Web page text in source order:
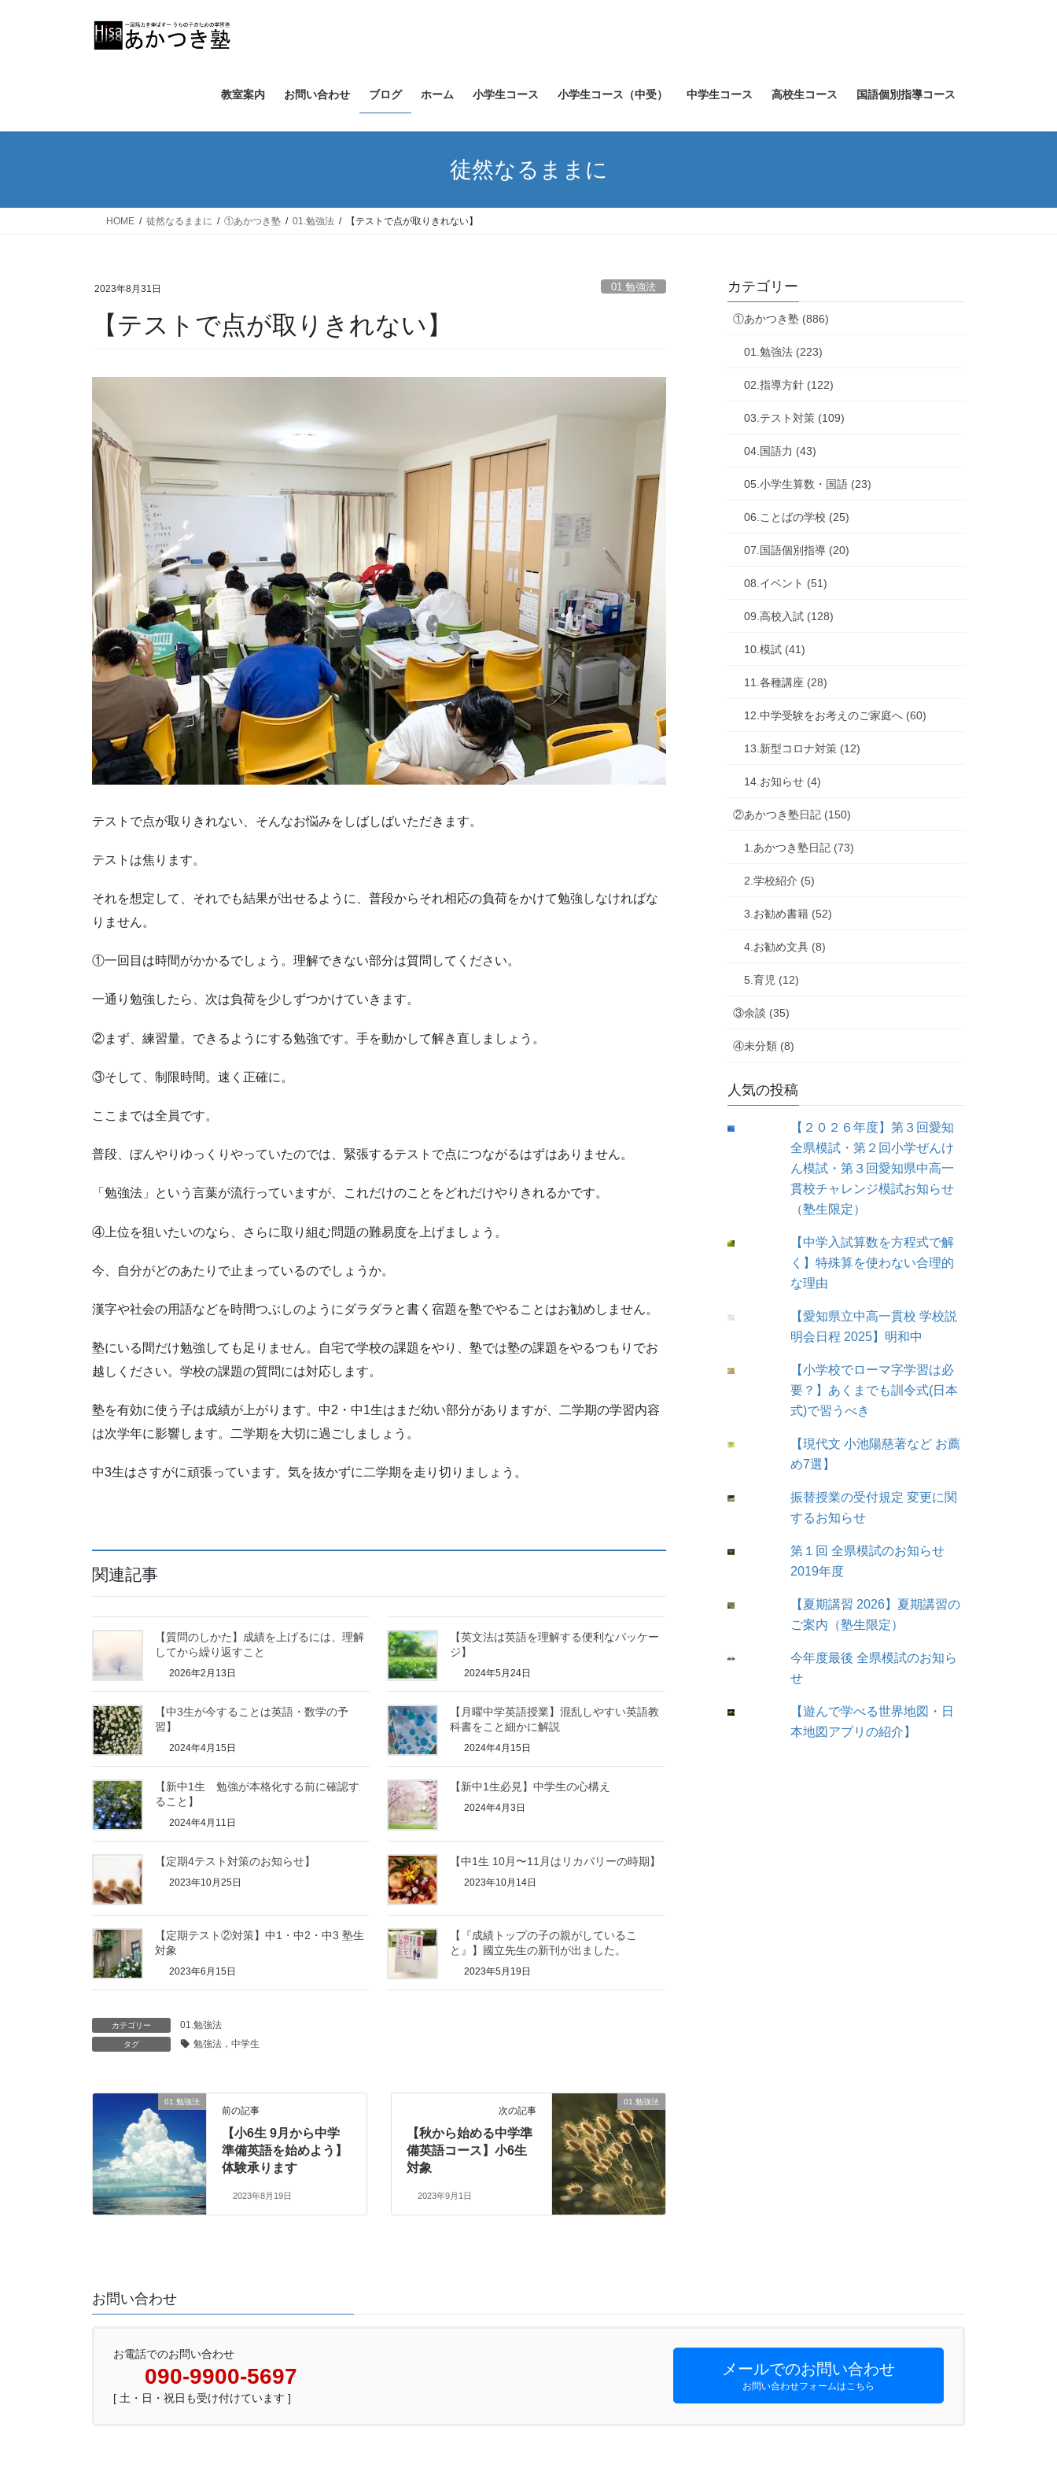
教室案内 お問い合わせ ブログ ホーム 小学生コース 小学生コース（中受） 中学生コース 高校生コース 国語個別指導コース
徒然なるままに
HOME 徒然なるままに ①あかつき塾 01.勉強法 【テストで点が取りきれない】
2023年8月31日 01.勉強法
【テストで点が取りきれない】
テストで点が取りきれない、そんなお悩みをしばしばいただきます。
テストは焦ります。
それを想定して、それでも結果が出せるように、普段からそれ相応の負荷をかけて勉強しなければな
りません。
①一回目は時間がかかるでしょう。理解できない部分は質問してください。
一通り勉強したら、次は負荷を少しずつかけていきます。
②まず、練習量。できるようにする勉強です。手を動かして解き直しましょう。
③そして、制限時間。速く正確に。
ここまでは全員です。
普段、ぼんやりゆっくりやっていたのでは、緊張するテストで点につながるはずはありません。
「勉強法」という言葉が流行っていますが、これだけのことをどれだけやりきれるかです。
④上位を狙いたいのなら、さらに取り組む問題の難易度を上げましょう。
今、自分がどのあたりで止まっているのでしょうか。
漢字や社会の用語などを時間つぶしのようにダラダラと書く宿題を塾でやることはお勧めしません。
塾にいる間だけ勉強しても足りません。自宅で学校の課題をやり、塾では塾の課題をやるつもりでお
越しください。学校の課題の質問には対応します。
塾を有効に使う子は成績が上がります。中2・中1生はまだ幼い部分がありますが、二学期の学習内容
は次学年に影響します。二学期を大切に過ごしましょう。
中3生はさすがに頑張っています。気を抜かずに二学期を走り切りましょう。
関連記事
【質問のしかた】成績を上げるには、理解
してから繰り返すこと
2026年2月13日
【英文法は英語を理解する便利なパッケー
ジ】
2024年5月24日
【中3生が今することは英語・数学の予
習】
2024年4月15日
【月曜中学英語授業】混乱しやすい英語教
科書をこと細かに解説
2024年4月15日
【新中1生 勉強が本格化する前に確認す
ること】
2024年4月11日
【新中1生必見】中学生の心構え
2024年4月3日
【定期4テスト対策のお知らせ】
2023年10月25日
【中1生 10月〜11月はリカバリーの時期】
2023年10月14日
【定期テスト②対策】中1・中2・中3 塾生
対象
2023年6月15日
【『成績トップの子の親がしているこ
と』】國立先生の新刊が出ました。
2023年5月19日
カテゴリー 01.勉強法
タグ 勉強法，中学生
01.勉強法
前の記事
【小6生 9月から中学
準備英語を始めよう】
体験承ります
2023年8月19日
01.勉強法
次の記事
【秋から始める中学準
備英語コース】小6生
対象
2023年9月1日
カテゴリー
①あかつき塾 (886)
01.勉強法 (223)
02.指導方針 (122)
03.テスト対策 (109)
04.国語力 (43)
05.小学生算数・国語 (23)
06.ことばの学校 (25)
07.国語個別指導 (20)
08.イベント (51)
09.高校入試 (128)
10.模試 (41)
11.各種講座 (28)
12.中学受験をお考えのご家庭へ (60)
13.新型コロナ対策 (12)
14.お知らせ (4)
②あかつき塾日記 (150)
1.あかつき塾日記 (73)
2.学校紹介 (5)
3.お勧め書籍 (52)
4.お勧め文具 (8)
5.育児 (12)
③余談 (35)
④未分類 (8)
人気の投稿
【２０２６年度】第３回愛知
全県模試・第２回小学ぜんけ
ん模試・第３回愛知県中高一
貫校チャレンジ模試お知らせ
（塾生限定）
【中学入試算数を方程式で解
く】特殊算を使わない合理的
な理由
【愛知県立中高一貫校 学校説
明会日程 2025】明和中
【小学校でローマ字学習は必
要？】あくまでも訓令式(日本
式)で習うべき
【現代文 小池陽慈著など お薦
め7選】
振替授業の受付規定 変更に関
するお知らせ
第１回 全県模試のお知らせ
2019年度
【夏期講習 2026】夏期講習の
ご案内（塾生限定）
今年度最後 全県模試のお知ら
せ
【遊んで学べる世界地図・日
本地図アプリの紹介】
お問い合わせ
お電話でのお問い合わせ
090-9900-5697
[ 土・日・祝日も受け付けています ]
メールでのお問い合わせ
お問い合わせフォームはこちら